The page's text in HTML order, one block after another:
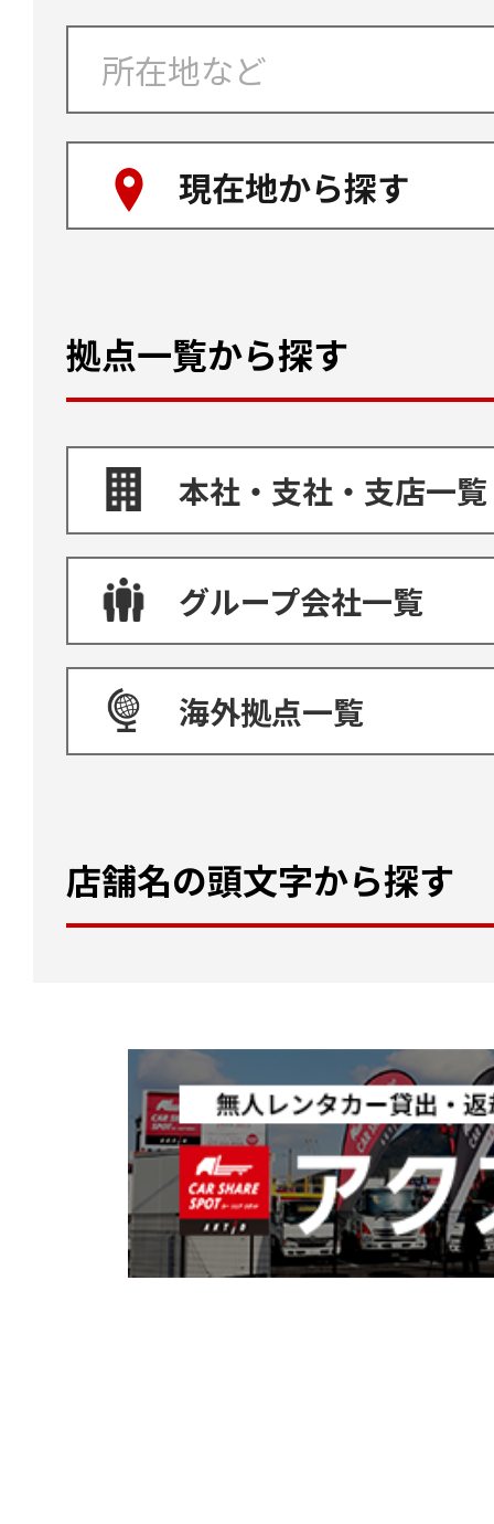
現在地から探す
拠点一覧から探す
本社・支社・支店一覧
グループ会社一覧
海外拠点一覧
店舗名の頭文字から探す